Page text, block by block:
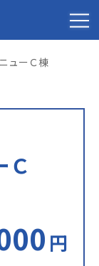
ューＣ棟
Ｃ
円